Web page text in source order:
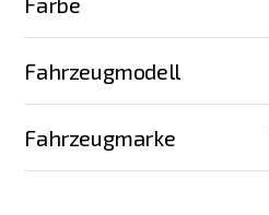
Fahrzeugmodell
Fahrzeugmarke